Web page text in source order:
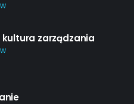
kultura zarządzania